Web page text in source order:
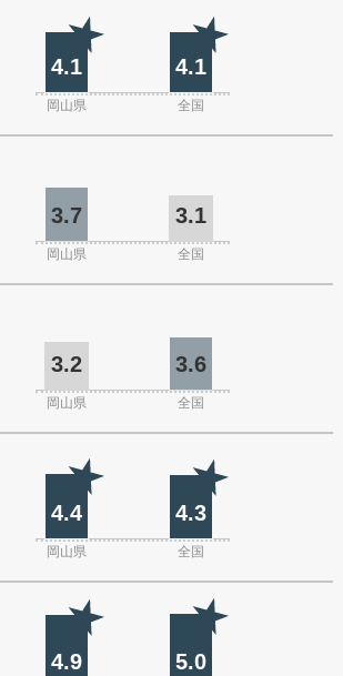
4.1 4.1
岡山県 全国
3.7 3.1
岡山県 全国
3.2 3.6
岡山県 全国
4.4 4.3
岡山県 全国
4.9 5.0